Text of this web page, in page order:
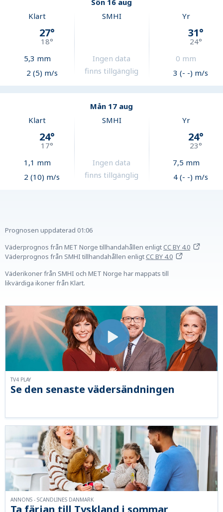
Sön 16 aug
Klart
27°
18°
5,3 mm
2 (5) m/s
SMHI
Ingen data
finns tillgänglig
Yr
31°
24°
0 mm
3 (- -) m/s
Mån 17 aug
Klart
24°
17°
1,1 mm
2 (10) m/s
SMHI
Ingen data
finns tillgänglig
Yr
24°
23°
7,5 mm
4 (- -) m/s
Prognosen uppdaterad 01:06
Väderprognos från MET Norge tillhandahållen enligtCC BY 4.0
Väderprognos från SMHI tillhandahållen enligtCC BY 4.0
Väderikoner från SMHI och MET Norge har mappats till
likvärdiga ikoner från Klart.
Se den senaste vädersändningen
TV4 PLAY
ANNONS - SCANDLINES DANMARK